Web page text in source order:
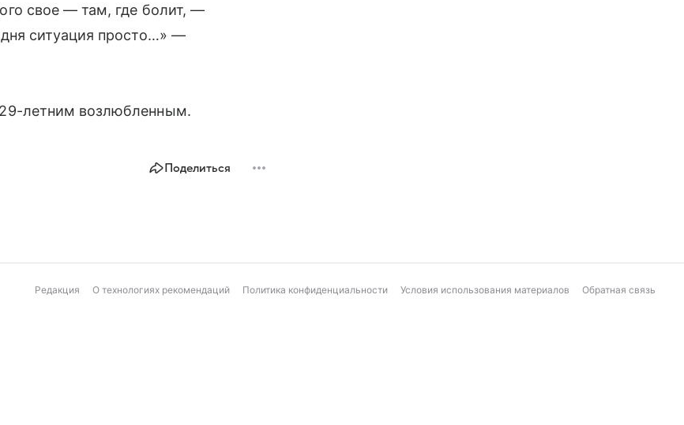
свое — там, где болит, —
ситуация просто…» —
летним возлюбленным.
Поделиться
Редакция О технологиях рекомендаций Политика конфиденциальности Условия использования материалов Обратная связь